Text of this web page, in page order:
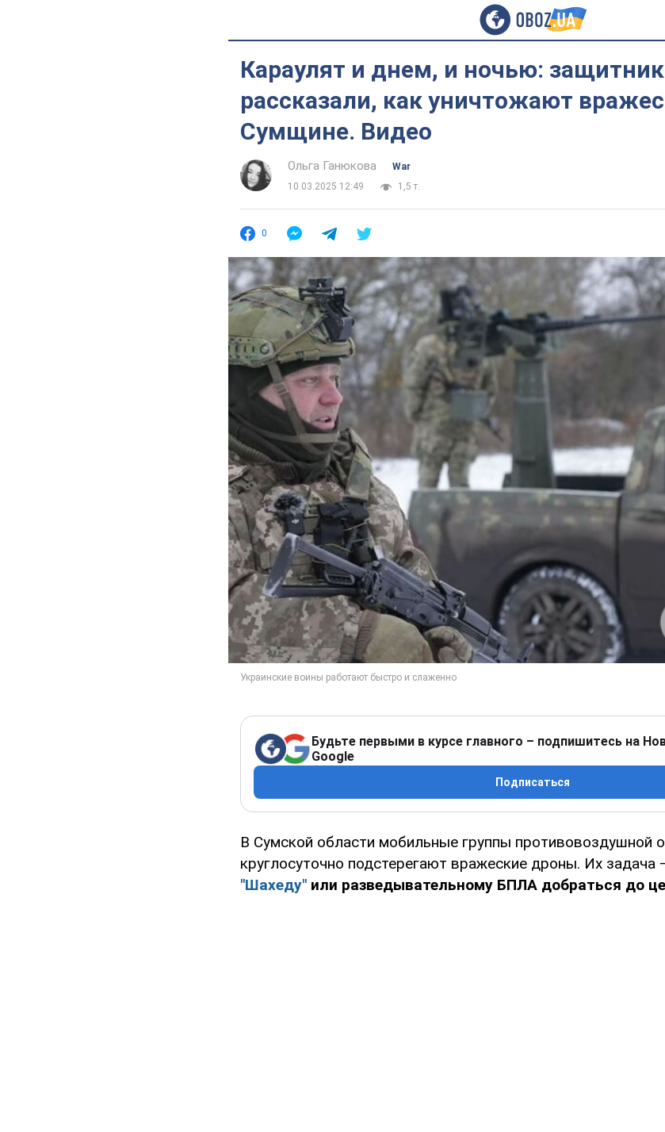
Караулят и днем, и ночью:
рассказали, как уничтожают
Сумщине. Видео
Ольга Ганюкова
War
10.03.2025 12:49
1,5 т.
0
Будьте первыми в курсе главного – подпишитесь на
Google
Подписаться
В Сумской области мобильные группы противовоздушной
круглосуточно подстерегают вражеские дроны. Их задача
"Шахеду" или разведывательному БПЛА добраться до